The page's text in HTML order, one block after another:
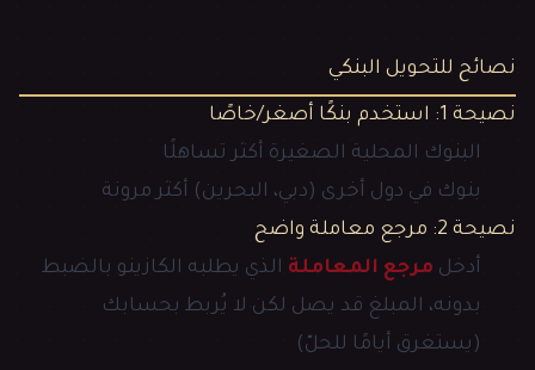
نصائح للتحويل البنكي
نصيحة 1: استخدم بنكًا أصغر/خاصًا
البنوك المحلية الصغيرة أكثر تساهلًا
بنوك في دول أخرى (دبي، البحرين) أكثر مرونة
نصيحة 2: مرجع معاملة واضح
أدخل مرجع المعاملة الذي يطلبه الكازينو بالضبط
بدونه، المبلغ قد يصل لكن لا يُربط بحسابك
(يستغرق أيامًا للحلّ)